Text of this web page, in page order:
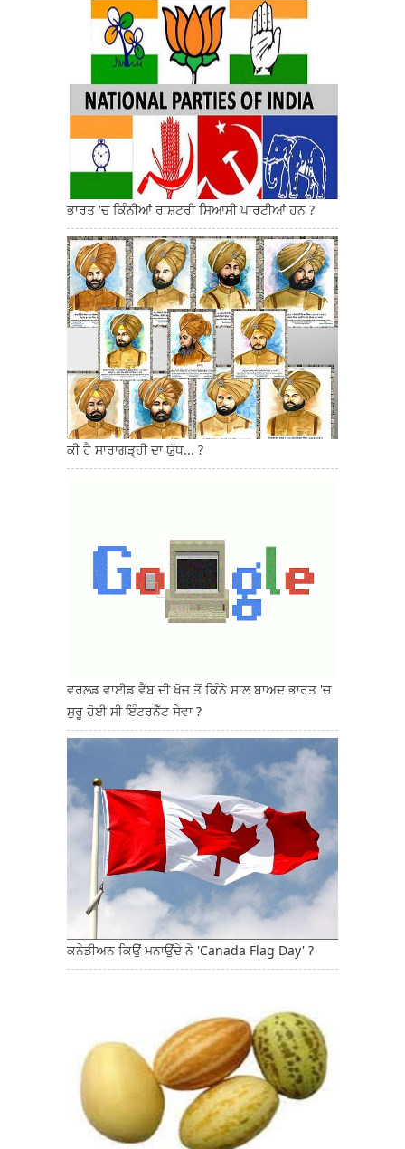
ਭਾਰਤ 'ਚ ਕਿੰਨੀਆਂ ਰਾਸ਼ਟਰੀ ਸਿਆਸੀ ਪਾਰਟੀਆਂ ਹਨ ?
ਕੀ ਹੈ ਸਾਰਾਗੜ੍ਹੀ ਦਾ ਯੁੱਧ... ?
ਵਰਲਡ ਵਾਈਡ ਵੈੱਬ ਦੀ ਖੋਜ ਤੋਂ ਕਿੰਨੇ ਸਾਲ ਬਾਅਦ ਭਾਰਤ 'ਚ
ਸ਼ੁਰੂ ਹੋਈ ਸੀ ਇੰਟਰਨੈੱਟ ਸੇਵਾ ?
ਕਨੇਡੀਅਨ ਕਿਉਂ ਮਨਾਉਂਦੇ ਨੇ 'Canada Flag Day' ?